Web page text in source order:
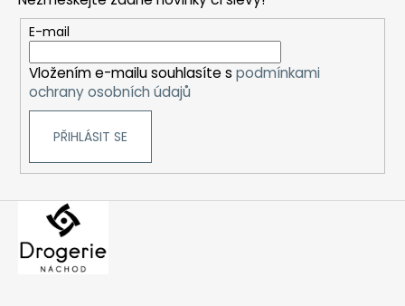
E-mail
Vložením e-mailu souhlasíte s podmínkami
ochrany osobních údajů
PŘIHLÁSIT SE